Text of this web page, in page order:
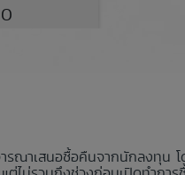
0
รณาเสนอซื้อคืนจากนักลงทุน